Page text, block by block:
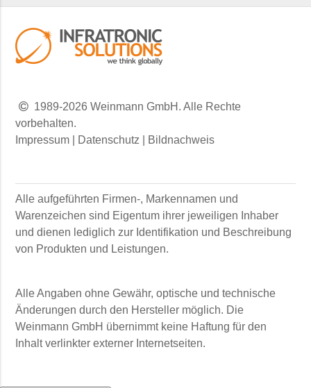
1989-2026 Weinmann GmbH. Alle Rechte
vorbehalten.
Impressum
Datenschutz Bildnachweis
Alle aufgeführten Firmen-, Markennamen und
Warenzeichen sind Eigentum ihrer jeweiligen Inhaber
und dienen lediglich zur Identifikation und Beschreibung
von Produkten und Leistungen.
Alle Angaben ohne Gewähr, optische und technische
Änderungen durch den Hersteller möglich. Die
Weinmann GmbH übernimmt keine Haftung für den
Inhalt verlinkter externer Internetseiten.